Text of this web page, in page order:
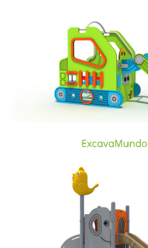
ExcavaMundo